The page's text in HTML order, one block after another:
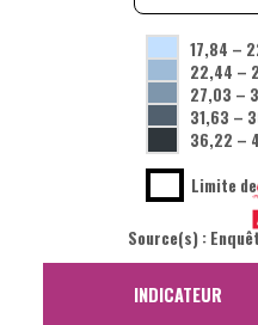
17,84 –
22,44 –
27,03 –
31,63 –
36,22 –
Limite
Source(s) :
INDICATEUR